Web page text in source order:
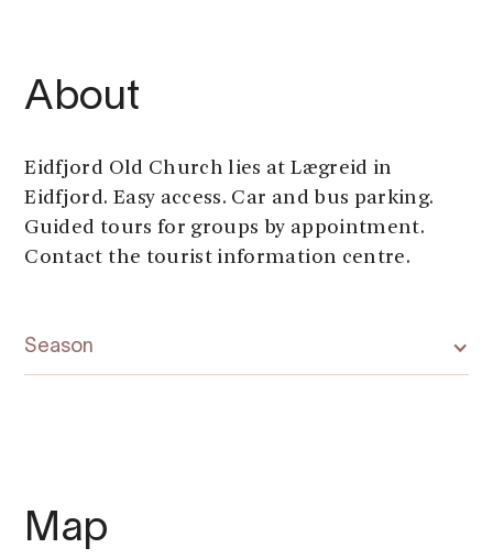
About
Eidfjord Old Church lies at Lægreid in
Eidfjord. Easy access. Car and bus parking.
Guided tours for groups by appointment.
Contact the tourist information centre.
Season
Map